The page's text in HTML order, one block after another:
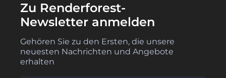
Zu Renderforest-
Newsletter anmelden
Gehören Sie zu den Ersten, die unsere
neuesten Nachrichten und Angebote
erhalten